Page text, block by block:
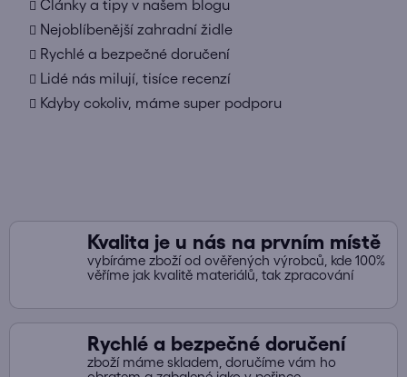
Články a tipy v našem blogu
Nejoblíbenější zahradní židle
Rychlé a bezpečné doručení
Lidé nás milují, tisíce recenzí
Kdyby cokoliv, máme super podporu
Kvalita je u nás na prvním místě
vybíráme zboží od ověřených výrobců, kde 100%
věříme jak kvalitě materiálů, tak zpracování
Rychlé a bezpečné doručení
zboží máme skladem, doručíme vám ho